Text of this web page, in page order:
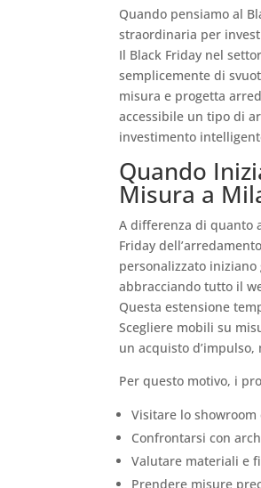
Quando pensiamo al
straordinaria per
Il Black Friday nel
semplicemente di
misura e progetta
accessibile un tipo di
investimento
Quando
Misura a
A differenza di quanto
Friday
personalizzato
abbracciando tutto il
Questa estensione
Scegliere mobili su
un acquisto
Per questo motivo, i
Visitare lo
Confrontarsi con
Valutare materiali e
Prendere misure